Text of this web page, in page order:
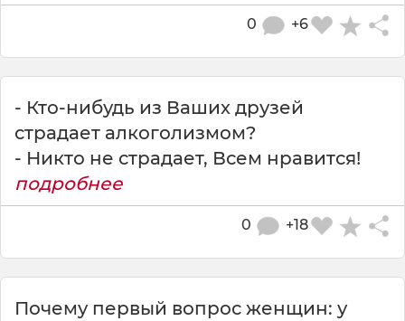
+6
0
- Кто-нибудь из Ваших друзей
страдает алкоголизмом?
- Никто не страдает, Всем нравится!
подробнее
+18
0
Почему первый вопрос женщин: у